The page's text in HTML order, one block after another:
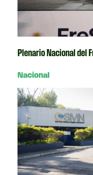
Plenario Nacional del
Nacional